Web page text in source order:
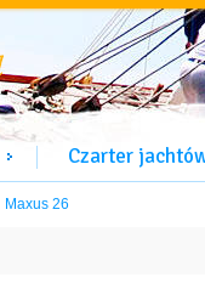
Czarter
Maxus 26